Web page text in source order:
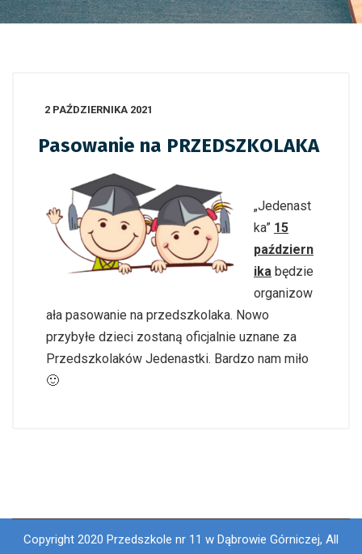
2 PAŹDZIERNIKA 2021
Pasowanie na PRZEDSZKOLAKA
„Jedenast
ka” 15
październ
ika będzie
organizow
ała pasowanie na przedszkolaka. Nowo
przybyłe dzieci zostaną oficjalnie uznane za
Przedszkolaków Jedenastki. Bardzo nam miło
🙂
Copyright 2020 Przedszkole nr 11 w Dąbrowie Górniczej, All